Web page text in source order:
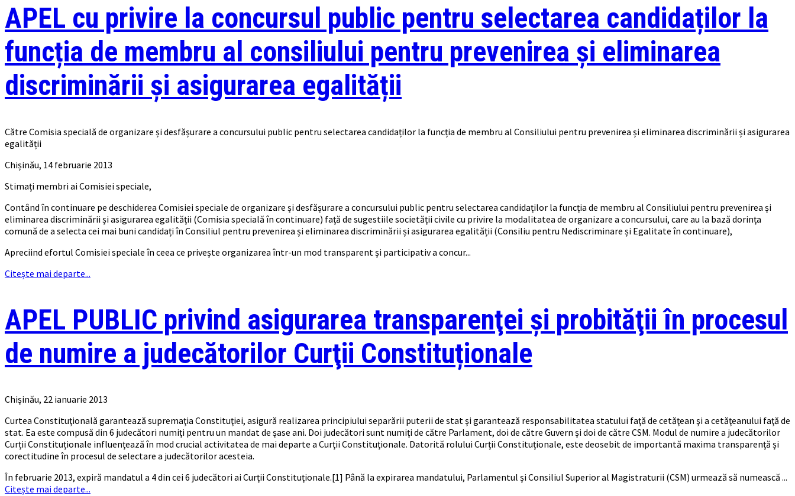
APEL cu privire la concursul public pentru selectarea candidaților la
funcția de membru al consiliului pentru prevenirea și eliminarea
discriminării și asigurarea egalității
Către Comisia specială de organizare și desfășurare a concursului public pentru selectarea candidaților la funcția de membru al Consiliului pentru prevenirea și eliminarea discriminării și asigurarea
egalității
Chișinău, 14 februarie 2013
Stimați membri ai Comisiei speciale,
Contând în continuare pe deschiderea Comisiei speciale de organizare și desfășurare a concursului public pentru selectarea candidaților la funcția de membru al Consiliului pentru prevenirea și
eliminarea discriminării și asigurarea egalității (Comisia specială în continuare) față de sugestiile societății civile cu privire la modalitatea de organizare a concursului, care au la bază dorința
comună de a selecta cei mai buni candidați în Consiliul pentru prevenirea și eliminarea discriminării și asigurarea egalității (Consiliu pentru Nediscriminare și Egalitate în continuare),
Apreciind efortul Comisiei speciale în ceea ce privește organizarea într-un mod transparent și participativ a concur...
Citește mai departe...
APEL PUBLIC privind asigurarea transparenţei şi probităţii în procesul
de numire a judecătorilor Curţii Constituționale
Chişinău, 22 ianuarie 2013
Curtea Constituţională garantează supremaţia Constituţiei, asigură realizarea principiului separării puterii de stat şi garantează responsabilitatea statului faţă de cetăţean şi a cetăţeanului faţă de
stat. Ea este compusă din 6 judecători numiţi pentru un mandat de şase ani. Doi judecători sunt numiţi de către Parlament, doi de către Guvern şi doi de către CSM. Modul de numire a judecătorilor
Curții Constituționale influenţează în mod crucial activitatea de mai departe a Curţii Constituţionale. Datorită rolului Curții Constituționale, este deosebit de importantă maxima transparență și
corectitudine în procesul de selectare a judecătorilor acesteia.
În februarie 2013, expiră mandatul a 4 din cei 6 judecători ai Curţii Constituţionale.[1] Până la expirarea mandatului, Parlamentul şi Consiliul Superior al Magistraturii (CSM) urmează să numească ...
Citește mai departe...